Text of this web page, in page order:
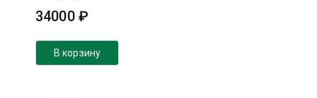
(LiFePO4) 24В
Активным
балансиром
34000 ₽
В корзину